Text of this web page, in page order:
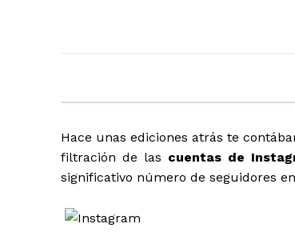
Hace unas ediciones atrás te
filtración de las cuentas de
significativo número de seguidores